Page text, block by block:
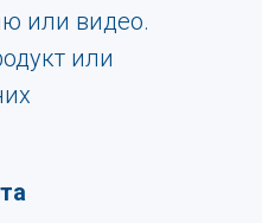
или видео.
или